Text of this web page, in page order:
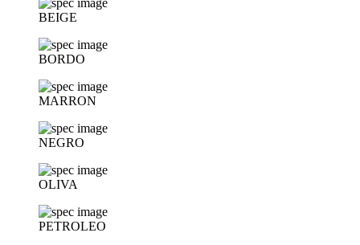
BEIGE
BORDO
MARRON
NEGRO
OLIVA
PETROLEO